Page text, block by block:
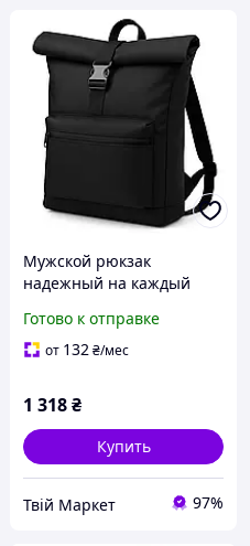
Мужской рюкзак
надежный на каждый
рюкзак для мужчин
Комфортный городской
Готово к отправке
от 132₴/мес
1 318₴
Купить
Твій Маркет 97%